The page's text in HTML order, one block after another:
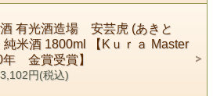
酒 有光酒造場 安芸虎 (あきと
米酒 1800ml 【Kｕｒａ Master
年 金賞受賞】
円(税込)